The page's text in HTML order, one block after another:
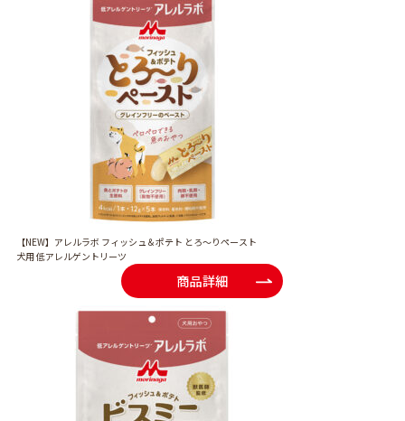
【NEW】アレルラボ フィッシュ＆ポテト とろ～りペースト
犬用 低アレルゲントリーツ
商品詳細